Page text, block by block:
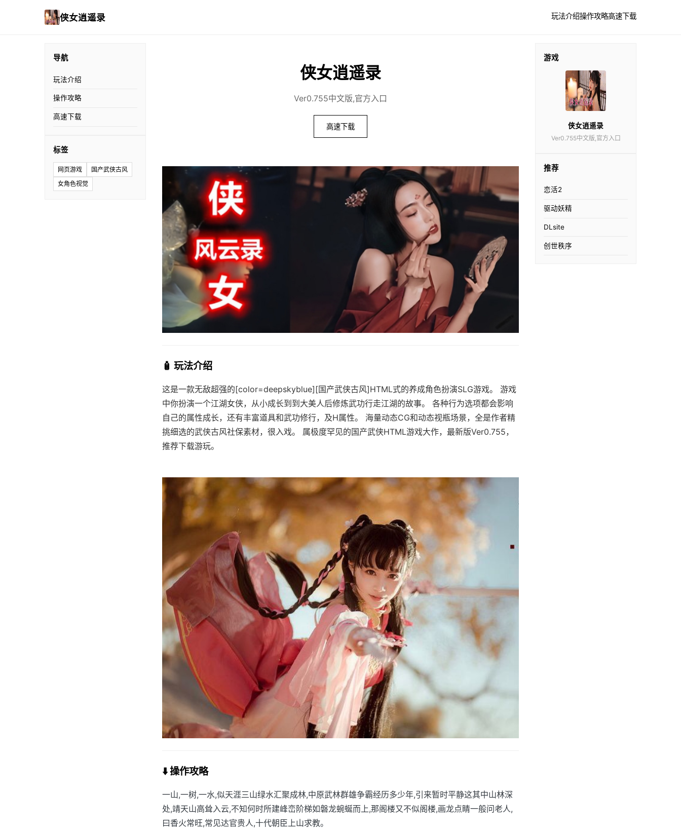
侠女逍遥录 玩法介绍操作攻略高速下载
导航
玩法介绍
操作攻略
高速下载
标签
网页游戏
国产武侠古风
女角色视觉
侠女逍遥录
Ver0.755中文版,官方入口
高速下载
🧴 玩法介绍
这是一款无敌超强的[color=deepskyblue][国产武侠古风]HTML式的养成角色扮演SLG游戏。 游戏
中你扮演一个江湖女侠，从小成长到到大美人后修炼武功行走江湖的故事。 各种行为选项都会影响
自己的属性成长，还有丰富道具和武功修行，及H属性。 海量动态CG和动态视瓶场景，全是作者精
挑细选的武侠古风社保素材，很入戏。 属极度罕见的国产武侠HTML游戏大作，最新版Ver0.755，
推荐下载游玩。
⬇️ 操作攻略
一山,一树,一水,似天涯三山绿水汇聚成林,中原武林群雄争霸经历多少年,引来暂时平静这其中山林深
处,靖天山高耸入云,不知何时所建峰峦阶梯如磐龙蜿蜒而上,那阁楼又不似阁楼,画龙点睛一般问老人,
曰香火常旺,常见达官贵人,十代朝臣上山求教。
游戏
侠女逍遥录
Ver0.755中文版,官方入口
推荐
恋活2
驱动妖精
DLsite
创世秩序